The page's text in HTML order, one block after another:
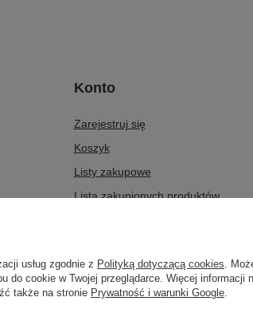
Konto
Zarejestruj się
Koszyk
Listy zakupowe
Lista zakupionych produktów
Newsletter
usług zgodnie z Polityką dotyczącą cookies .
do cookie w Twojej przeglądarce. Więcej informacji
także na stronie Prywatność i warunki Google